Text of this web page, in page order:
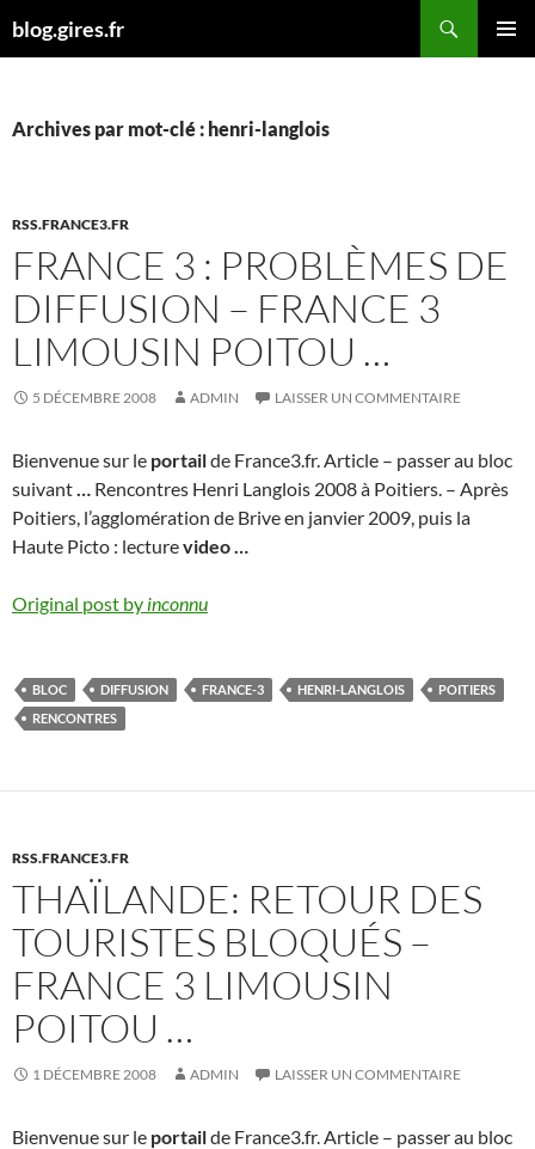
aublog.gires.fr
Archives par mot-clé : henri-langlois
RSS.FRANCE3.FR
FRANCE 3 : PROBLÈMES DE
DIFFUSION – FRANCE 3
LIMOUSIN POITOU …
5 DÉCEMBRE 2008 ADMIN LAISSER UN COMMENTAIRE
Bienvenue sur le portailde France3.fr. Article – passer au bloc
suivant… Rencontres Henri Langlois 2008 à Poitiers. – Après
Poitiers, l’agglomération de Brive en janvier 2009, puis la
Haute Picto : lecturevideo…
Original post by inconnu
BLOC DIFFUSION FRANCE-3 HENRI-LANGLOIS
POITIERS
RENCONTRES
RSS.FRANCE3.FR
THAÏLANDE: RETOUR DES
TOURISTES BLOQUÉS –
FRANCE 3 LIMOUSIN
POITOU …
1 DÉCEMBRE 2008 ADMIN LAISSER UN COMMENTAIRE
Bienvenue sur le portailde France3.fr. Article – passer au bloc